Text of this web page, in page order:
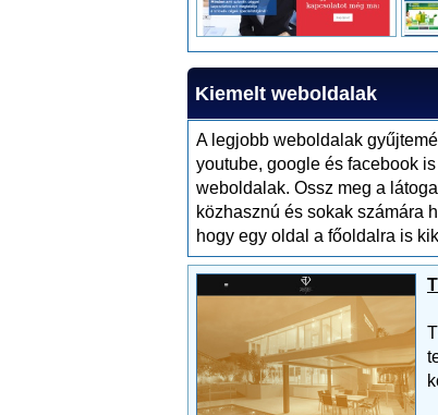
Kiemelt weboldalak
A legjobb weboldalak
youtube, google és facebook
weboldalak. Ossz meg a
közhasznú és sokak számára
hogy egy oldal a főoldalra is